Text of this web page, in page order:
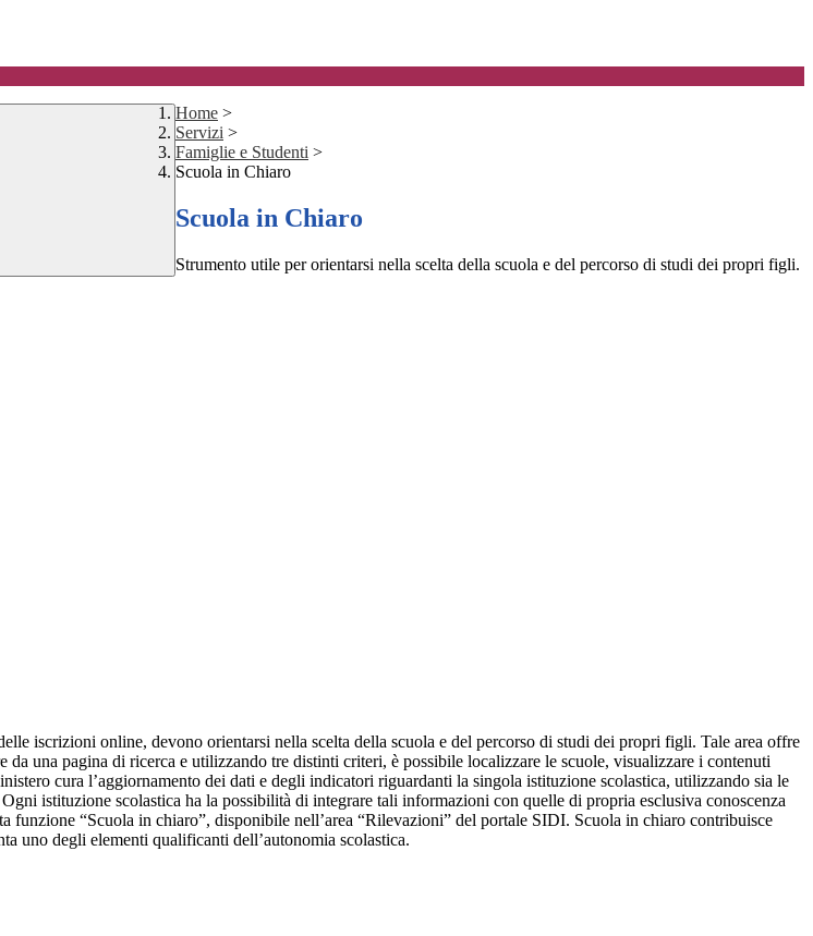
Home >
Servizi >
Famiglie e Studenti >
Scuola in Chiaro
Scuola in Chiaro
Strumento utile per orientarsi nella scelta della scuola e del percorso di studi dei propri figli.
iscrizioni online, devono orientarsi nella scelta della scuola e del percorso di studi dei propri figli. Tale area offre
una pagina di ricerca e utilizzando tre distinti criteri, è possibile localizzare le scuole, visualizzare i contenuti
cura l’aggiornamento dei dati e degli indicatori riguardanti la singola istituzione scolastica, utilizzando sia le
istituzione scolastica ha la possibilità di integrare tali informazioni con quelle di propria esclusiva conoscenza
“Scuola in chiaro”, disponibile nell’area “Rilevazioni” del portale SIDI. Scuola in chiaro contribuisce
uno degli elementi qualificanti dell’autonomia scolastica.